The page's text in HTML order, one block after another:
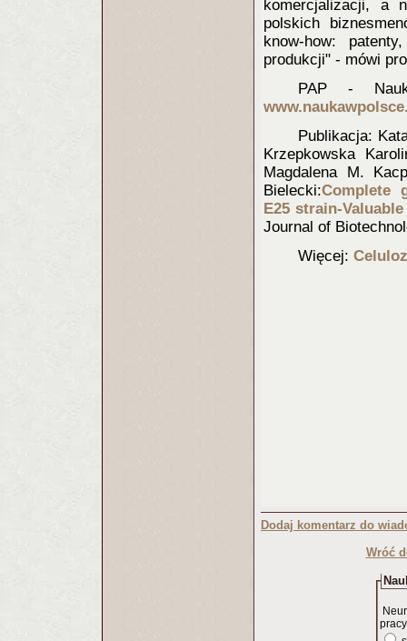
komercjalizacji, a
polskich
know-how:
produkcji" - mówi
PAP -
Publikacja:
Krzepkowska
Magdalena M.
Bielecki:Complete
E25 strain-
Journal of
Więcej: Celuloz
Dodaj komentarz do
Wróć